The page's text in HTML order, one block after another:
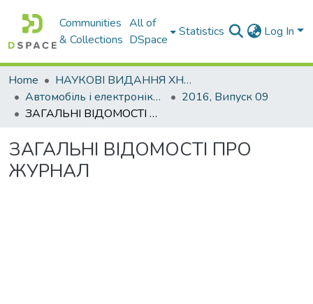
Communities
& Collections
All of
DSpace
Statistics Log In
Home
НАУКОВІ ВИДАННЯ ХНАДУ
Автомобіль і електроніка. Сучасні технології
2016, Випуск 09
ЗАГАЛЬНІ ВІДОМОСТІ ПРО ЖУРНАЛ
ЗАГАЛЬНІ ВІДОМОСТІ ПРО
ЖУРНАЛ